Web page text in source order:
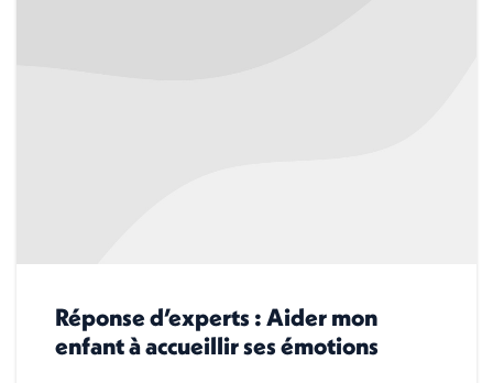
Réponse d’experts : Aider mon
enfant à accueillir ses émotions